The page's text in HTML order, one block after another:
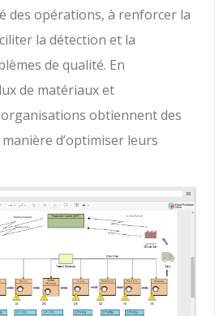
des opérations, à renforcer la
la détection et la
de qualité. En
de matériaux et
obtiennent des
d’optimiser leurs